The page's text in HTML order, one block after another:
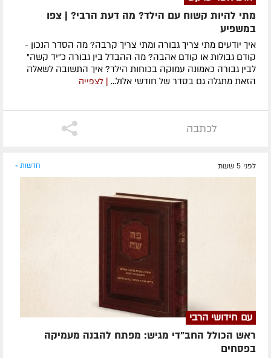
מתי להיות קשוח עם הילד? מה דעת הרבי? | צפו
במשפיע
איך יודעים מתי צריך גבורה ומתי צריך קרבה? מה הסדר הנכון -
קודם גבולות או קודם אהבה? מה ההבדל בין גבורה כ"יד קשה"
לבין גבורה כאמונה עמוקה בכוחות הילד? איך התשובה לשאלה
הזאת מתגלה גם בסדר של חודשי אלול... | לצפייה
לכתבה
לפני 5 שעות חדשות »
עם חידושי הרבי
ראש הכולל החב"די מגיש: מפתח להבנה מעמיקה
בפסחים